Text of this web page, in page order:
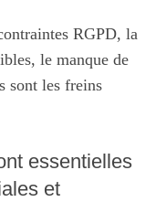
RGPD, la
le manque de
sont les freins
essentielles
et